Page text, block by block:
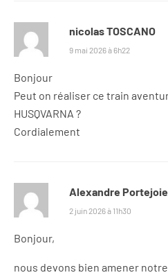
nicolas TOSCANO
9 mai 2026 à 6h22
Bonjour
Peut on réaliser ce train
HUSQVARNA ?
Cordialement
Alexandre Portejoie
2 juin 2026 à 11h30
Bonjour,
nous devons bien amener